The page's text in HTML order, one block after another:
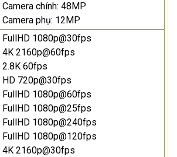
Camera chính: 48MP
Camera phụ: 12MP
FullHD 1080p@30fps
4K 2160p@60fps
2.8K 60fps
HD 720p@30fps
FullHD 1080p@60fps
FullHD 1080p@25fps
FullHD 1080p@240fps
FullHD 1080p@120fps
4K 2160p@30fps